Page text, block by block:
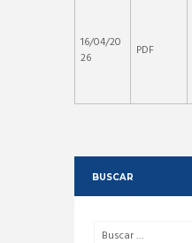
16/04/20
26
PDF
BUSCAR